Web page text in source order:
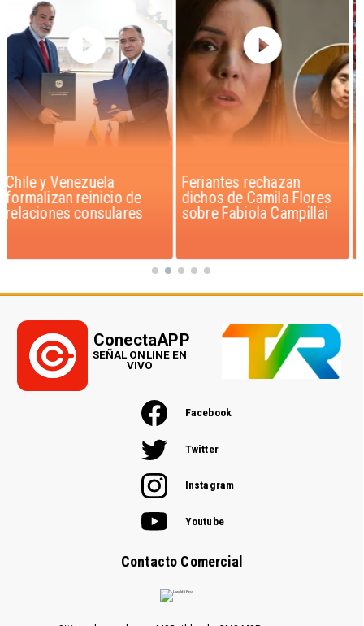
Feriantes rechazan
dichos de Camila Flores
sobre Fabiola Campillai
Proyecto propone sumar
feriado el 17 de
septiembre para Fiestas
Facebook
Twitter
Instagram
Youtube
Contacto Comercial
ConectaAPP
SEÑAL ONLINE EN
VIVO